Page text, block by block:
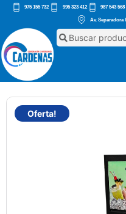
975 155 732 995 323 412 987 543 568
Av. Separadora
Oferta!